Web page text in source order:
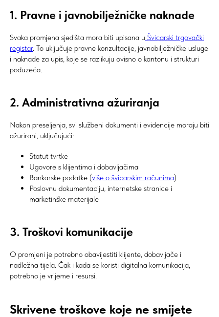
1. Pravne i javnobilježničke naknade
Svaka promjena sjedišta mora biti upisana u Švicarski trgovački
registar. To uključuje pravne konzultacije, javnobilježničke usluge
i naknade za upis, koje se razlikuju ovisno o kantonu i strukturi
poduzeća.
2. Administrativna ažuriranja
Nakon preseljenja, svi službeni dokumenti i evidencije moraju biti
ažurirani, uključujući:
Statut tvrtke
Ugovore s klijentima i dobavljačima
Bankarske podatke (više o švicarskim računima)
Poslovnu dokumentaciju, internetske stranice i
marketinške materijale
3. Troškovi komunikacije
O promjeni je potrebno obavijestiti klijente, dobavljače i
nadležna tijela. Čak i kada se koristi digitalna komunikacija,
potrebno je vrijeme i resursi.
Skrivene troškove koje ne smijete